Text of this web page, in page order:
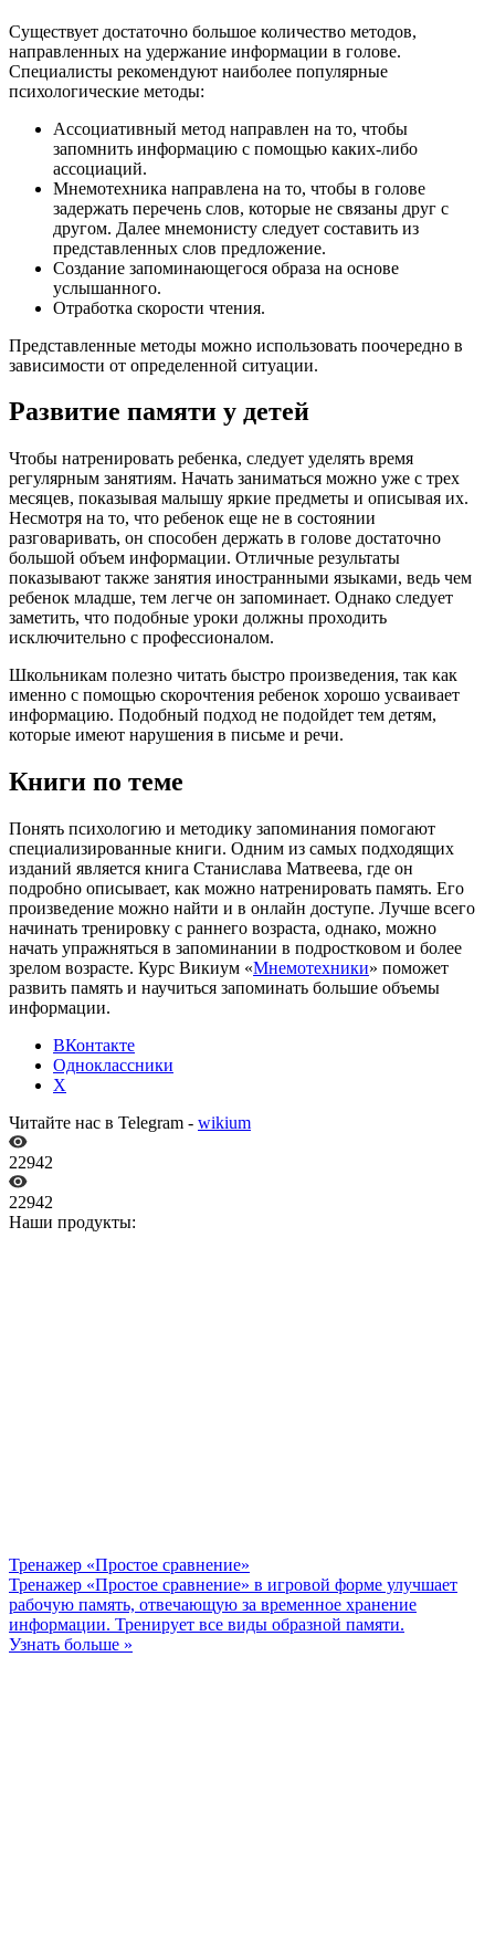
Существует достаточно большое количество методов,
направленных на удержание информации в голове.
Специалисты рекомендуют наиболее популярные
психологические методы:
Ассоциативный метод направлен на то, чтобы
запомнить информацию с помощью каких-либо
ассоциаций.
Мнемотехника направлена на то, чтобы в голове
задержать перечень слов, которые не связаны друг с
другом. Далее мнемонисту следует составить из
представленных слов предложение.
Создание запоминающегося образа на основе
услышанного.
Отработка скорости чтения.
Представленные методы можно использовать поочередно в
зависимости от определенной ситуации.
Развитие памяти у детей
Чтобы натренировать ребенка, следует уделять время
регулярным занятиям. Начать заниматься можно уже с трех
месяцев, показывая малышу яркие предметы и описывая их.
Несмотря на то, что ребенок еще не в состоянии
разговаривать, он способен держать в голове достаточно
большой объем информации. Отличные результаты
показывают также занятия иностранными языками, ведь чем
ребенок младше, тем легче он запоминает. Однако следует
заметить, что подобные уроки должны проходить
исключительно с профессионалом.
Школьникам полезно читать быстро произведения, так как
именно с помощью скорочтения ребенок хорошо усваивает
информацию. Подобный подход не подойдет тем детям,
которые имеют нарушения в письме и речи.
Книги по теме
Понять психологию и методику запоминания помогают
специализированные книги. Одним из самых подходящих
изданий является книга Станислава Матвеева, где он
подробно описывает, как можно натренировать память. Его
произведение можно найти и в онлайн доступе. Лучше всего
начинать тренировку с раннего возраста, однако, можно
начать упражняться в запоминании в подростковом и более
зрелом возрасте. Курс Викиум «Мнемотехники» поможет
развить память и научиться запоминать большие объемы
информации.
ВКонтакте
Одноклассники
X
Читайте нас в Telegram - wikium
22942
22942
Наши продукты:
Тренажер «Простое сравнение»
Тренажер «Простое сравнение» в игровой форме улучшает
рабочую память, отвечающую за временное хранение
информации. Тренирует все виды образной памяти.
Узнать больше »